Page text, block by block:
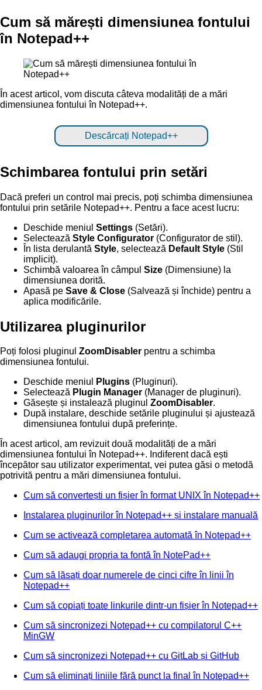
Cum să mărești dimensiunea fontului
în Notepad++
În acest articol, vom discuta câteva modalități de a mări
dimensiunea fontului în Notepad++.
Descărcați Notepad++
Schimbarea fontului prin setări
Dacă preferi un control mai precis, poți schimba dimensiunea
fontului prin setările Notepad++. Pentru a face acest lucru:
Deschide meniul Settings (Setări).
Selectează Style Configurator (Configurator de stil).
În lista derulantă Style, selectează Default Style (Stil
implicit).
Schimbă valoarea în câmpul Size (Dimensiune) la
dimensiunea dorită.
Apasă pe Save & Close (Salvează și închide) pentru a
aplica modificările.
Utilizarea pluginurilor
Poți folosi pluginul ZoomDisabler pentru a schimba
dimensiunea fontului.
Deschide meniul
Plugins (Pluginuri).
Selectează Plugin Manager (Manager de pluginuri).
Găsește și instalează pluginul ZoomDisabler.
După instalare, deschide setările pluginului și ajustează
dimensiunea fontului după preferințe.
În acest articol, am revizuit două modalități de a mări
dimensiunea fontului în Notepad++. Indiferent dacă ești
începător sau utilizator experimentat, vei putea găsi o metodă
potrivită pentru a mări dimensiunea fontului.
Cum să convertești un fișier în format UNIX în Notepad++
Instalarea pluginurilor în Notepad++ și instalare manuală
Cum se activează completarea automată în Notepad++
Cum să adaugi propria ta fontă în NotePad++
Cum să lăsați doar numerele de cinci cifre în linii în
Notepad++
Cum să copiați toate linkurile dintr-un fișier în Notepad++
Cum să sincronizezi Notepad++ cu compilatorul C++
MinGW
Cum să sincronizezi Notepad++ cu GitLab și GitHub
Cum să eliminați liniile fără punct la final în Notepad++